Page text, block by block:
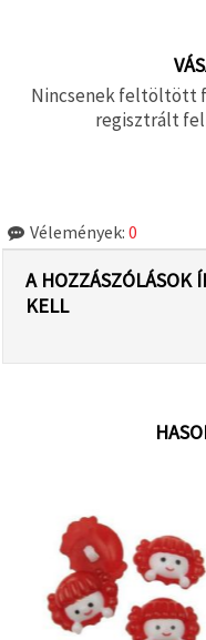
Nincsenek feltöltött
regisztrált
Vélemények: 0
A HOZZÁSZÓLÁSOK
KELL